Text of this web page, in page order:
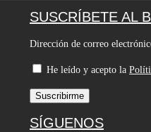
SUSCRÍBETE AL
Dirección de correo
He leído y acepto la
SÍGUENOS